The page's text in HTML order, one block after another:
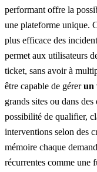
performant offre la
une plateforme unique.
plus efficace des
permet aux utilisateurs
ticket, sans avoir à
être capable de gérerun
grands sites ou dans des
possibilité de qualifier,
interventions selon des
mémoire chaque
récurrentes comme une